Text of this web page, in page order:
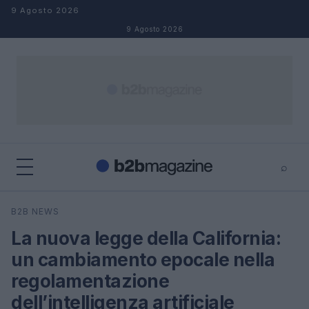
Salta al contenuto
9 Agosto 2026
9 Agosto 2026
⌕
Cerca
B2B NEWS
La nuova legge della California:
un cambiamento epocale nella
regolamentazione
dell’intelligenza artificiale